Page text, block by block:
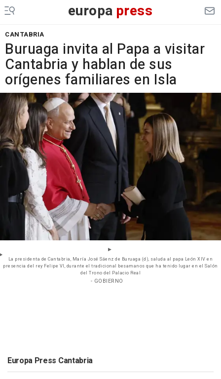
europa press
CANTABRIA
Buruaga invita al Papa a visitar
Cantabria y hablan de sus
orígenes familiares en Isla
La presidenta de Cantabria, María José Sáenz de Buruaga (d), saluda al papa León XIV en
presencia del rey Felipe VI, durante el tradicional besamanos que ha tenido lugar en el Salón
del Trono del Palacio Real
- GOBIERNO
Europa Press Cantabria